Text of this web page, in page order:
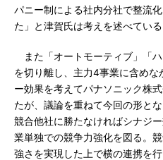
パニー制による社内分社で整流
た」と津賀氏は考えを述べている
また「オートモーティブ」「ハ
を切り離し、主力4事業に含め
ー効果を考えてパナソニック株
たが、議論を重ねて今回の形と
競合他社に勝たなければシナジ
業単独での競争力強化を図る。
強さを実現した上で横の連携を